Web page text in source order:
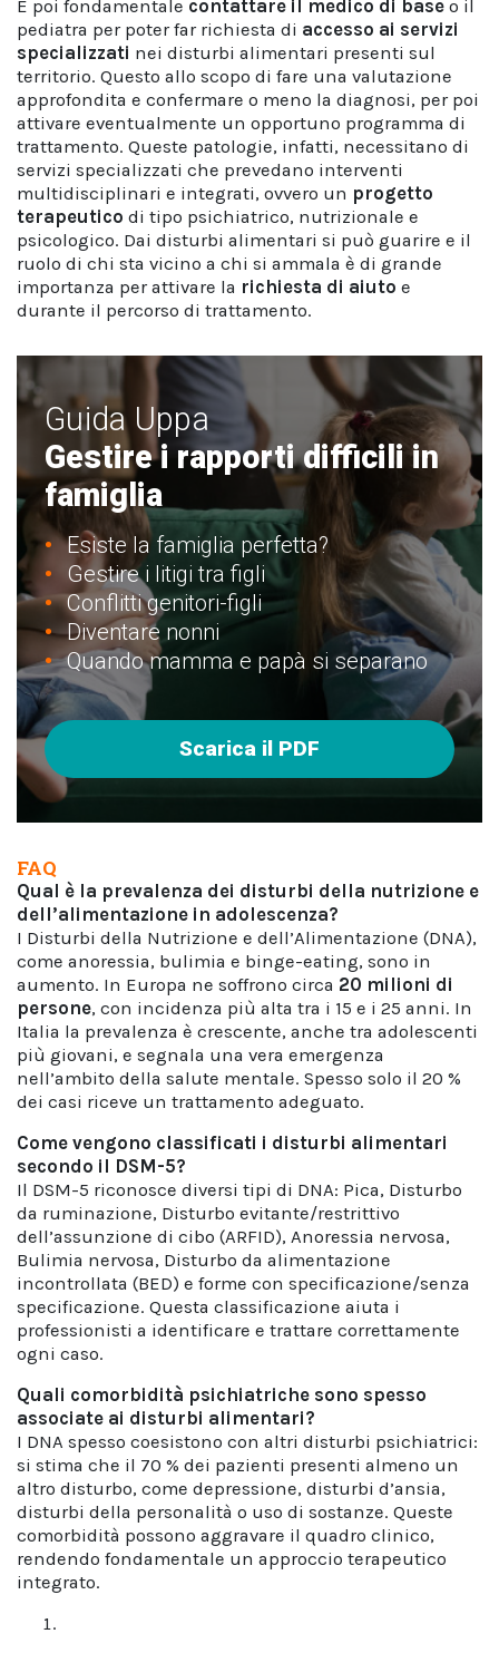
È poi fondamentale contattare il medico di base o il
pediatra per poter far richiesta di accesso ai servizi
specializzati nei disturbi alimentari presenti sul
territorio. Questo allo scopo di fare una valutazione
approfondita e confermare o meno la diagnosi, per poi
attivare eventualmente un opportuno programma di
trattamento. Queste patologie, infatti, necessitano di
servizi specializzati che prevedano interventi
multidisciplinari e integrati, ovvero un progetto
terapeutico di tipo psichiatrico, nutrizionale e
psicologico. Dai disturbi alimentari si può guarire e il
ruolo di chi sta vicino a chi si ammala è di grande
importanza per attivare la richiesta di aiuto e
durante il percorso di trattamento.
Guida Uppa
Gestire i rapporti difficili in
famiglia
Esiste la famiglia perfetta?
Gestire i litigi tra figli
Conflitti genitori-figli
Diventare nonni
Quando mamma e papà si separano
Scarica il PDF
FAQ
Qual è la prevalenza dei disturbi della nutrizione e
dell’alimentazione in adolescenza?
I Disturbi della Nutrizione e dell’Alimentazione (DNA),
come anoressia, bulimia e binge-eating, sono in
aumento. In Europa ne soffrono circa 20 milioni di
persone, con incidenza più alta tra i 15 e i 25 anni. In
Italia la prevalenza è crescente, anche tra adolescenti
più giovani, e segnala una vera emergenza
nell’ambito della salute mentale. Spesso solo il 20 %
dei casi riceve un trattamento adeguato.
Come vengono classificati i disturbi alimentari
secondo il DSM-5?
Il DSM-5 riconosce diversi tipi di DNA: Pica, Disturbo
da ruminazione, Disturbo evitante/restrittivo
dell’assunzione di cibo (ARFID), Anoressia nervosa,
Bulimia nervosa, Disturbo da alimentazione
incontrollata (BED) e forme con specificazione/senza
specificazione. Questa classificazione aiuta i
professionisti a identificare e trattare correttamente
ogni caso.
Quali comorbidità psichiatriche sono spesso
associate ai disturbi alimentari?
I DNA spesso coesistono con altri disturbi psichiatrici:
si stima che il 70 % dei pazienti presenti almeno un
altro disturbo, come depressione, disturbi d’ansia,
disturbi della personalità o uso di sostanze. Queste
comorbidità possono aggravare il quadro clinico,
rendendo fondamentale un approccio terapeutico
integrato.